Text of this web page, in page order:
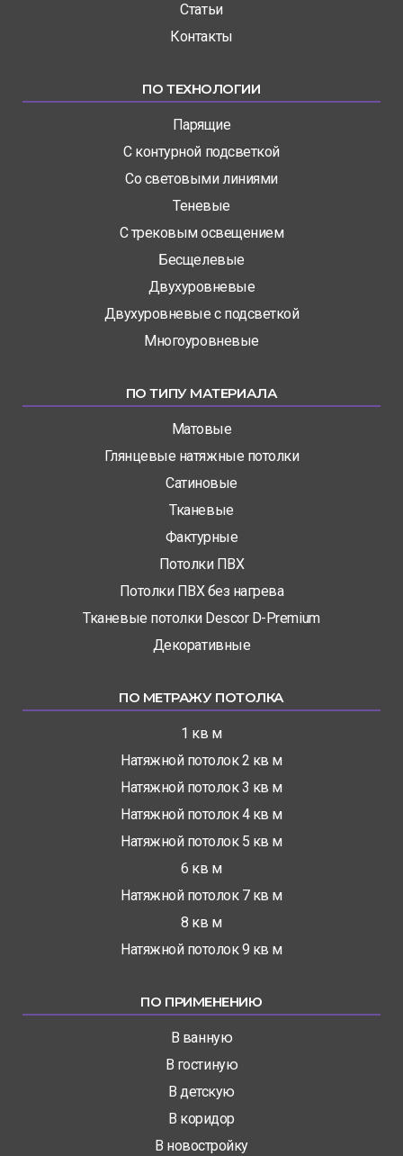
Статьи
Контакты
ПО ТЕХНОЛОГИИ
Парящие
С контурной подсветкой
Со световыми линиями
Теневые
С трековым освещением
Бесщелевые
Двухуровневые
Двухуровневые с подсветкой
Многоуровневые
ПО ТИПУ МАТЕРИАЛА
Матовые
Глянцевые натяжные потолки
Сатиновые
Тканевые
Фактурные
Потолки ПВХ
Потолки ПВХ без нагрева
Тканевые потолки Descor D-Premium
Декоративные
ПО МЕТРАЖУ ПОТОЛКА
1 кв м
Натяжной потолок 2 кв м
Натяжной потолок 3 кв м
Натяжной потолок 4 кв м
Натяжной потолок 5 кв м
6 кв м
Натяжной потолок 7 кв м
8 кв м
Натяжной потолок 9 кв м
ПО ПРИМЕНЕНИЮ
В ванную
В гостиную
В детскую
В коридор
В новостройку